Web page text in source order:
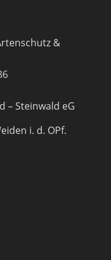
&
– Steinwald eG
i. d. OPf.